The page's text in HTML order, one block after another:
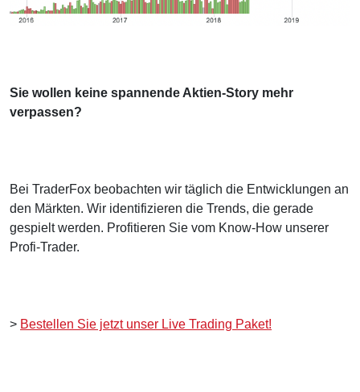
Sie wollen keine spannende Aktien-Story mehr
verpassen?
Bei TraderFox beobachten wir täglich die Entwicklungen an
den Märkten. Wir identifizieren die Trends, die gerade
gespielt werden. Profitieren Sie vom Know-How unserer
Profi-Trader.
> Bestellen Sie jetzt unser Live Trading Paket!